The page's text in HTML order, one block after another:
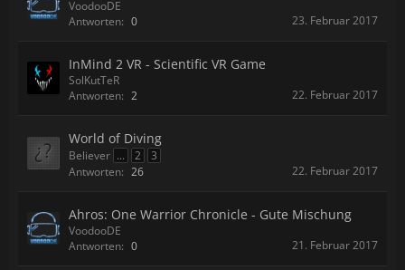
VoodooDE
Antworten: 0 23. Februar 2017
InMind 2 VR - Scientific VR Game
SolKutTeR
Antworten: 2 22. Februar 2017
World of Diving
Believer ... 2
3
Antworten: 26 22. Februar 2017
Ahros: One Warrior Chronicle - Gute Mischung
VoodooDE
Antworten: 0 21. Februar 2017